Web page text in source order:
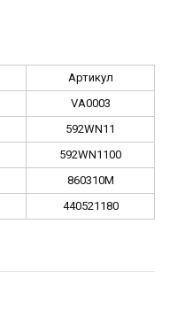
Артикул
VA0003
592WN11
592WN1100
860310M
440521180